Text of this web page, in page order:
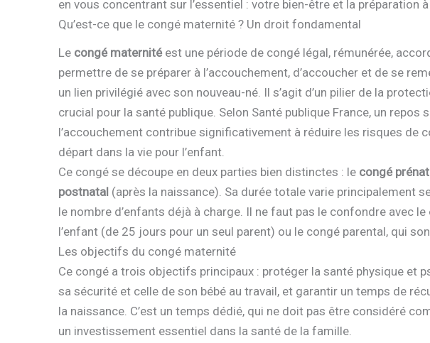
en vous concentrant sur l’essentiel : votre bien-être et la préparation
Qu’est-ce que le congé maternité ? Un droit fondamental
Le congé maternitéest une période de congé légal, rémunérée,
permettre de se préparer à l’accouchement, d’accoucher et de se
un lien privilégié avec son nouveau-né. Il s’agit d’un pilier de la
crucial pour la santé publique. Selon Santé publique France, un repos
l’accouchement contribue significativement à réduire les risques de
départ dans la vie pour l’enfant.
Ce congé se découpe en deux parties bien distinctes : le congé
postnatal (après la naissance). Sa durée totale varie principalement
le nombre d’enfants déjà à charge. Il ne faut pas le confondre avec
l’enfant (de 25 jours pour un seul parent) ou le congé parental, qui
Les objectifs du congé maternité
Ce congé a trois objectifs principaux : protéger la santé physique et
sa sécurité et celle de son bébé au travail, et garantir un temps de
la naissance. C’est un temps dédié, qui ne doit pas être considéré
un investissement essentiel dans la santé de la famille.